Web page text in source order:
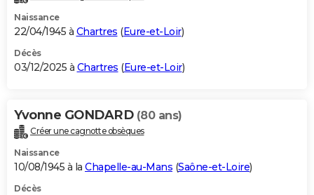
Naissance
22/04/1945 à Chartres (Eure-et-Loir)
Décès
03/12/2025 à Chartres (Eure-et-Loir)
Yvonne GONDARD (80 ans)
Créer une cagnotte obsèques
Naissance
10/08/1945 à la Chapelle-au-Mans (Saône-et-Loire)
Décès